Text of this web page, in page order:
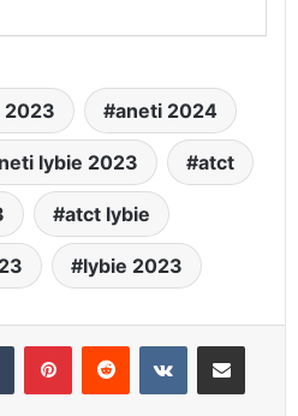
2023 aneti 2024
lybie 2023 atct
atct lybie
lybie 2023
Tumblr PinterestReddit VKontaktePartager par email